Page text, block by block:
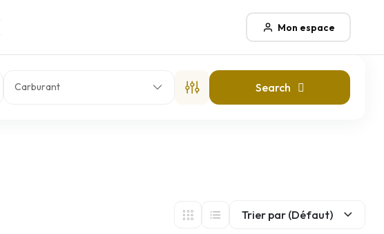
Mon espace
Carburant Search
Trier par (Défaut)